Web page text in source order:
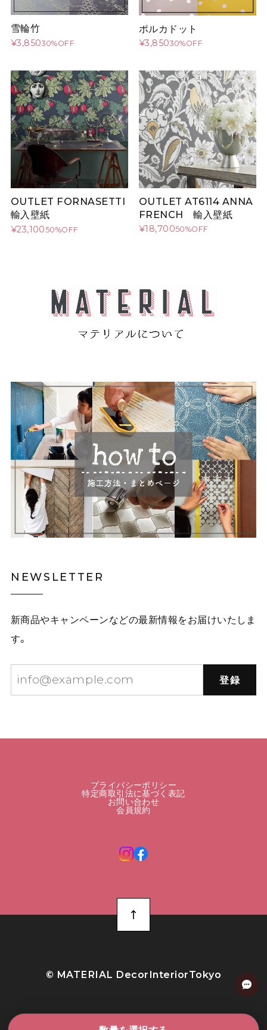
雪輪竹
¥3,85030%OFF
ポルカドット
¥3,85030%OFF
OUTLET FORNASETTI
輸入壁紙
¥23,10050%OFF
OUTLET AT6114 ANNA
FRENCH 輸入壁紙
¥18,70050%OFF
NEWSLETTER
新商品やキャンペーンなどの最新情報をお届けいたしま
す。
登録
プライバシーポリシー
特定商取引法に基づく表記
お問い合わせ
会員規約
©︎ MATERIAL DecorInteriorTokyo